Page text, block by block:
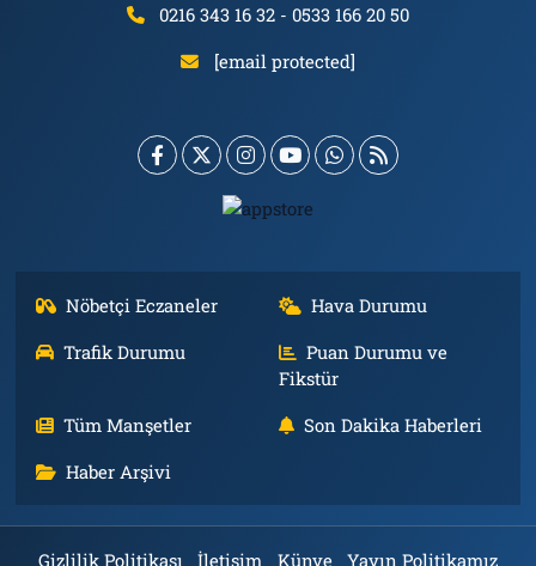
0216 343 16 32 - 0533 166 20 50
[email protected]
Nöbetçi Eczaneler
Hava Durumu
Trafik Durumu
Puan Durumu ve
Fikstür
Tüm Manşetler
Son Dakika Haberleri
Haber Arşivi
Gizlilik Politikası İletişim Künye Yayın Politikamız